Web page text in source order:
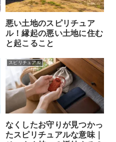
悪い土地のスピリチュア
ル！縁起の悪い土地に住む
と起こること
スピリチュアル
なくしたお守りが見つかっ
たスピリチュアルな意味｜